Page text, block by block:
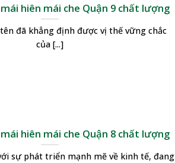
hiên mái che Quận 9 chất lượng
đã khẳng định được vị thế vững chắc
của [...]
hiên mái che Quận 8 chất lượng
sự phát triển mạnh mẽ về kinh tế, đang